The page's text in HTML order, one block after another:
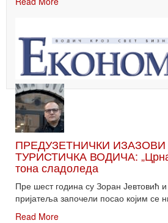
ПРЕДУЗЕТНИЧКИ
ТУРИСТИЧКА ВОДИЧА: „Црна
тона сладоледа
Пре шест година су Зоран Јевтовић
пријатеља започели посао којим се
Read More